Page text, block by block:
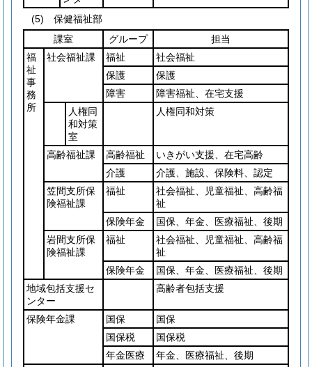
(5)
保健福祉部
課室
グループ
担当
福
祉
事
務
所
社会福祉課 福祉
社会福祉
保護
保護
障害
障害福祉、在宅支援
人権同
和対策
室
人権同和対策
高齢福祉課 高齢福祉
いきがい支援、在宅高齢
介護
介護、施設、保険料、認定
笠間支所保
険福祉課
福祉
社会福祉、児童福祉、高齢福
祉
保険年金
国保、年金、医療福祉、後期
岩間支所保
険福祉課
福祉
社会福祉、児童福祉、高齢福
祉
保険年金
国保、年金、医療福祉、後期
地域包括支援セ
ンター
高齢者包括支援
保険年金課 国保
国保
国保税
国保税
年金医療
年金、医療福祉、後期